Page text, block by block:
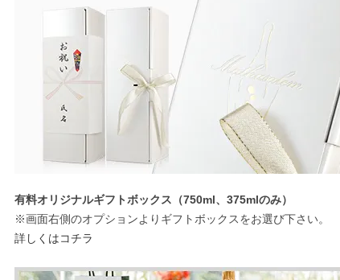
有料オリジナルギフトボックス（750ml、375mlのみ）
※画面右側のオプションよりギフトボックスをお選び下さい。
詳しくはコチラ